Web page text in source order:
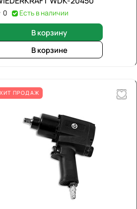
0 Есть в наличии
В корзину
В корзине
ХИТ ПРОДАЖ